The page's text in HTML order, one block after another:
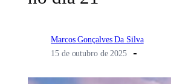
Marcos Gonçalves Da Silva
15 de outubro de 2025